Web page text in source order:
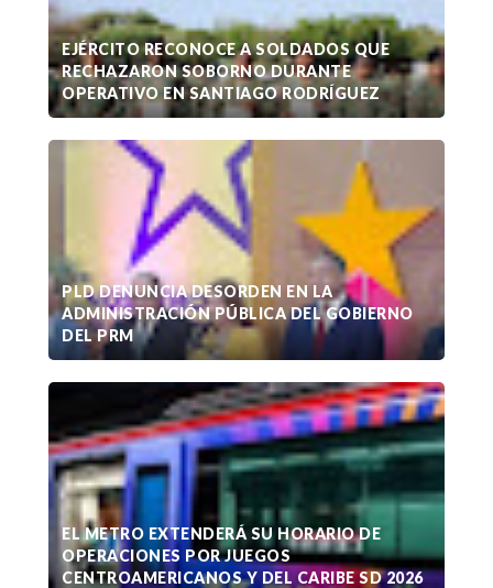
EJÉRCITO RECONOCE A SOLDADOS QUE
RECHAZARON SOBORNO DURANTE
OPERATIVO EN SANTIAGO RODRÍGUEZ
PLD DENUNCIA DESORDEN EN LA
ADMINISTRACIÓN PÚBLICA DEL GOBIERNO
DEL PRM
EL METRO EXTENDERÁ SU HORARIO DE
OPERACIONES POR JUEGOS
CENTROAMERICANOS Y DEL CARIBE SD 2026